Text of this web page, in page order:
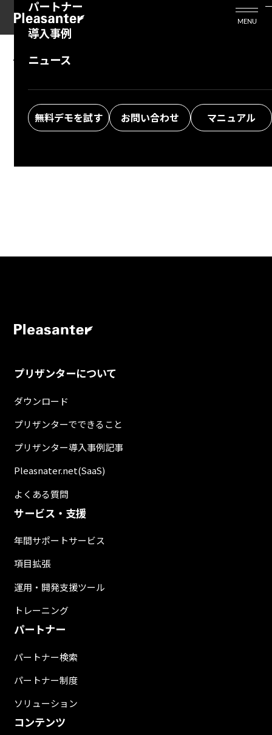
活用シーン
Enterprise Edition
パートナー
プリザンタービジネスを検討中の方
導入事例
ニュース
無料デモを試す お問い合わせ マニュアル
MENU
The specified information was not found.
プリザンターについて
ダウンロード
プリザンターでできること
プリザンター導入事例記事
Pleasnater.net(SaaS)
よくある質問
サービス・支援
年間サポートサービス
項目拡張
運用・開発支援ツール
トレーニング
パートナー
パートナー検索
パートナー制度
ソリューション
コンテンツ